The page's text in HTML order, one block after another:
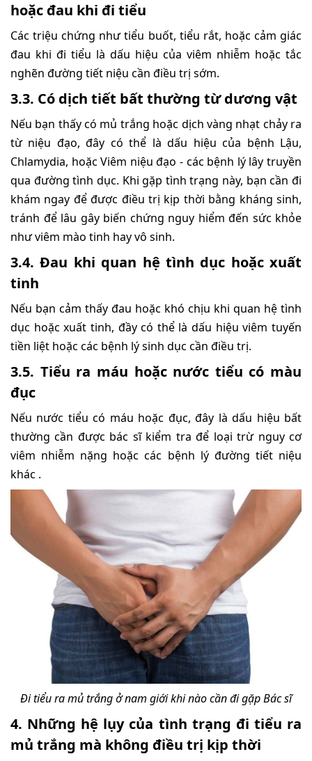
hoặc đau khi đi tiểu
Các triệu chứng như tiểu buốt, tiểu rắt, hoặc cảm giác
đau khi đi tiểu là dấu hiệu của viêm nhiễm hoặc tắc
nghẽn đường tiết niệu cần điều trị sớm.
3.3. Có dịch tiết bất thường từ dương vật
Nếu bạn thấy có mủ trắng hoặc dịch vàng nhạt chảy ra
từ niệu đạo, đây có thể là dấu hiệu của bệnh Lậu,
Chlamydia, hoặc Viêm niệu đạo - các bệnh lý lây truyền
qua đường tình dục. Khi gặp tình trạng này, bạn cần đi
khám ngay để được điều trị kịp thời bằng kháng sinh,
tránh để lâu gây biến chứng nguy hiểm đến sức khỏe
như viêm mào tinh hay vô sinh.
3.4. Đau khi quan hệ tình dục hoặc xuất
tinh
Nếu bạn cảm thấy đau hoặc khó chịu khi quan hệ tình
dục hoặc xuất tinh, đầy có thể là dấu hiệu viêm tuyến
tiền liệt hoặc các bệnh lý sinh dục cần điều trị.
3.5. Tiểu ra máu hoặc nước tiểu có màu
đục
Nếu nước tiểu có máu hoặc đục, đây là dấu hiệu bất
thường cần được bác sĩ kiểm tra để loại trừ nguy cơ
viêm nhiễm nặng hoặc các bệnh lý đường tiết niệu
khác .
Đi tiểu ra mủ trắng ở nam giới khi nào cần đi gặp Bác sĩ
4. Những hệ lụy của tình trạng đi tiểu ra
mủ trắng mà không điều trị kịp thời